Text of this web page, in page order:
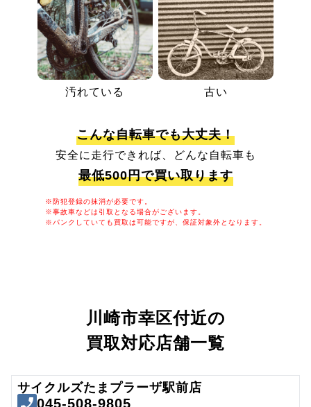
汚れている 古い
こんな自転車でも大丈夫！
安全に走行できれば、どんな自転車も
最低500円で買い取ります
※防犯登録の抹消が必要です。
※事故車などは引取となる場合がございます。
※パンクしていても買取は可能ですが、保証対象外となります。
川崎市幸区付近の
買取対応店舗一覧
サイクルズたまプラーザ駅前店
045-508-9805